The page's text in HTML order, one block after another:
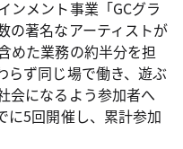
ンメント事業「GCグラ
の著名なアーティストが
めた業務の約半分を担
らず同じ場で働き、遊ぶ
会になるよう参加者へ
に5回開催し、累計参加